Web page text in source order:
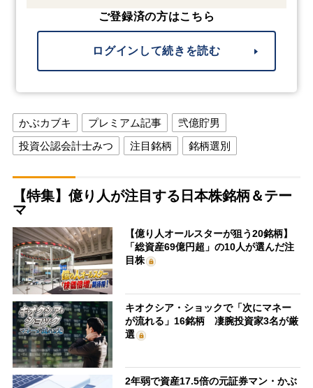
ご登録済の方はこちら
ログインして続きを読む
かぶカブキ プレミアム記事
弐億貯男
投資公認会計士みつ
注目銘柄 銘柄選別
【特集】億り人が注目する日本株銘柄＆テー
マ
【億り人オールスターが狙う20銘柄】
「総資産69億円超」の10人が選んだ注
目株
キオクシア・ショックで「次にマネー
が流れる」16銘柄 凄腕投資家3名が厳
選
2年弱で資産17.5倍の元証券マン・かぶ